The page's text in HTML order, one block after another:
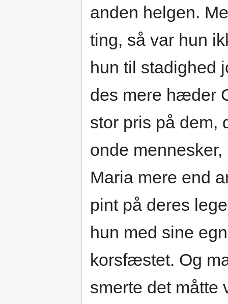
anden helgen.
ting, så var hun
hun til stadighed
des mere hæder
stor pris på dem,
onde
Maria mere end
pint på deres
hun med sine
korsfæstet. Og
smerte det måtte